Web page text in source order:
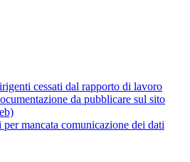
cessati dal rapporto di lavoro
da pubblicare sul sito
per mancata comunicazione dei dati